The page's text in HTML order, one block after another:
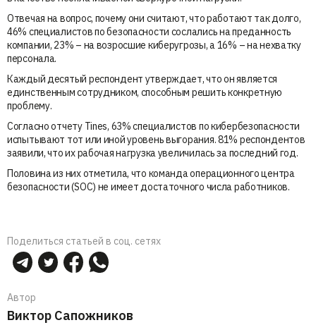
Отвечая на вопрос, почему они считают, что работают так долго,
46% специалистов по безопасности сослались на преданность
компании, 23% – на возросшие киберугрозы, а 16% – на нехватку
персонала.
Каждый десятый респондент утверждает, что он является
единственным сотрудником, способным решить конкретную
проблему.
Согласно отчету Tines, 63% специалистов по кибербезопасности
испытывают тот или иной уровень выгорания. 81% респондентов
заявили, что их рабочая нагрузка увеличилась за последний год.
Половина из них отметила, что команда операционного центра
безопасности (SOC) не имеет достаточного числа работников.
Поделиться статьей в соц. сетях
Автор
Виктор Сапожников